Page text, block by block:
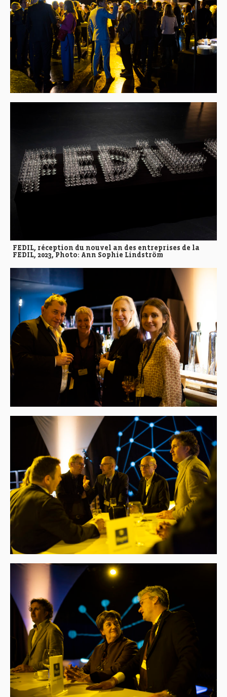
FEDIL, réception du nouvel an des entreprises de la
FEDIL, 2023, Photo: Ann Sophie Lindström